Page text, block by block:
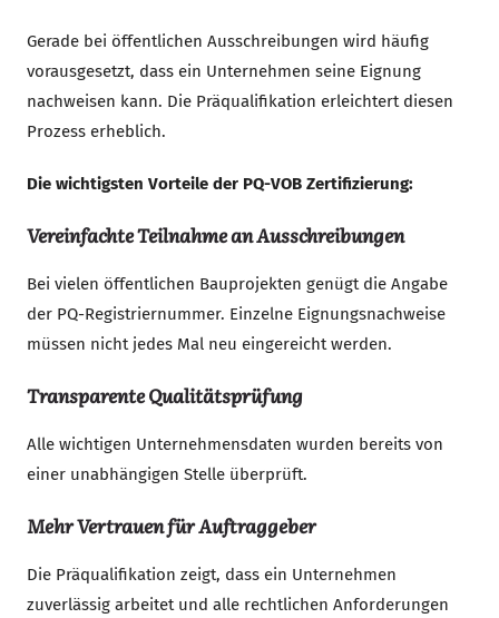
Gerade bei öffentlichen Ausschreibungen wird häufig
vorausgesetzt, dass ein Unternehmen seine Eignung
nachweisen kann. Die Präqualifikation erleichtert diesen
Prozess erheblich.
Die wichtigsten Vorteile der PQ-VOB Zertifizierung:
Vereinfachte Teilnahme an Ausschreibungen
Bei vielen öffentlichen Bauprojekten genügt die Angabe
der PQ-Registriernummer. Einzelne Eignungsnachweise
müssen nicht jedes Mal neu eingereicht werden.
Transparente Qualitätsprüfung
Alle wichtigen Unternehmensdaten wurden bereits von
einer unabhängigen Stelle überprüft.
Mehr Vertrauen für Auftraggeber
Die Präqualifikation zeigt, dass ein Unternehmen
zuverlässig arbeitet und alle rechtlichen Anforderungen